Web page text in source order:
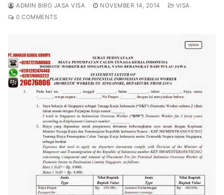
ADMIN BIRO JASA VISA NOVEMBER 14, 2014
VISA
0 COMMENTS